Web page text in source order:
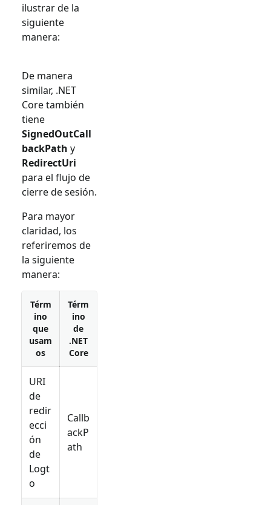
ilustrar de la
siguiente
manera:
De manera
similar, .NET
Core también
tiene
SignedOutCall
backPath y
RedirectUri
para el flujo de
cierre de sesión.
Para mayor
claridad, los
referiremos de
la siguiente
manera:
Térm
ino
que
usam
os
Térm
ino
de
.NET
Core
URI
de
redir
ecci
ón
de
Logt
o
Callb
ackP
ath